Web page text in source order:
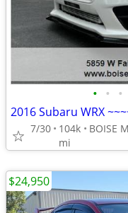
• • •
7/30
104k
mi
$24,950